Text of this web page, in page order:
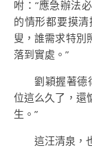
咐：“應急辦法
的情形都要摸
叟，誰需求特別
落到實處。”
劉穎握著德
位這么久了，還
生。”
這汪清泉，